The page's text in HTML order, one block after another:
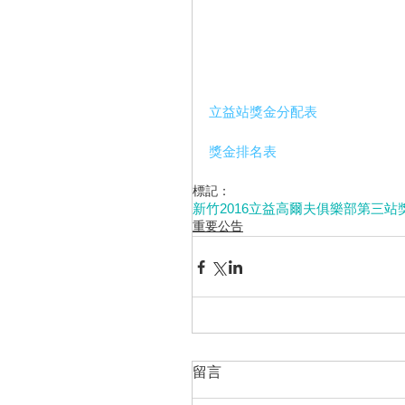
立益站獎金分配表
獎金排名表
標記：
新竹2016立益高爾夫俱樂部第三站
重要公告
留言